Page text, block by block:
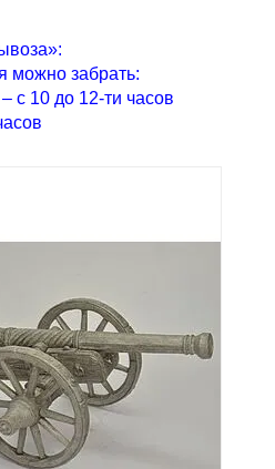
можно забрать:
с 10 до 12-ти часов